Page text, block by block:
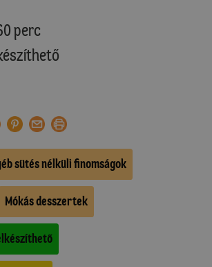
perc
sütés nélküli finomságok
Mókás desszertek